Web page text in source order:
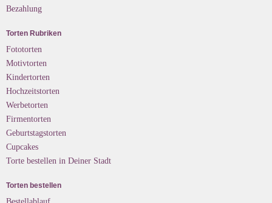
Bezahlung
Torten Rubriken
Fototorten
Motivtorten
Kindertorten
Hochzeitstorten
Werbetorten
Firmentorten
Geburtstagstorten
Cupcakes
Torte bestellen in Deiner Stadt
Torten bestellen
Bestellablauf